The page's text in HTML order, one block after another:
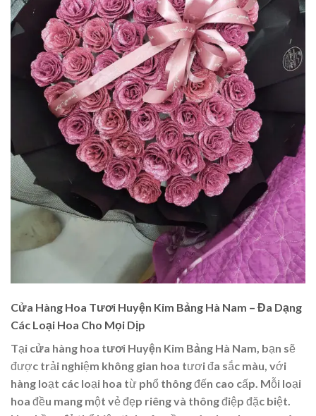
Cửa Hàng Hoa Tươi Huyện Kim Bảng Hà Nam – Đa Dạng
Các Loại Hoa Cho Mọi Dịp
Tại cửa hàng hoa tươi Huyện Kim Bảng Hà Nam , bạn sẽ
được trải nghiệm không gian hoa tươi đa sắc màu, với
hàng loạt các loại hoa từ phổ thông đến cao cấp. Mỗi loại
hoa đều mang một vẻ đẹp riêng và thông điệp đặc biệt.